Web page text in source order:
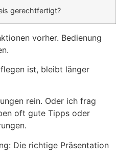
gerechtfertigt?
vorher. Bedienung
ist, bleibt länger
rein. Oder ich frag
oft gute Tipps oder
Die richtige Präsentation